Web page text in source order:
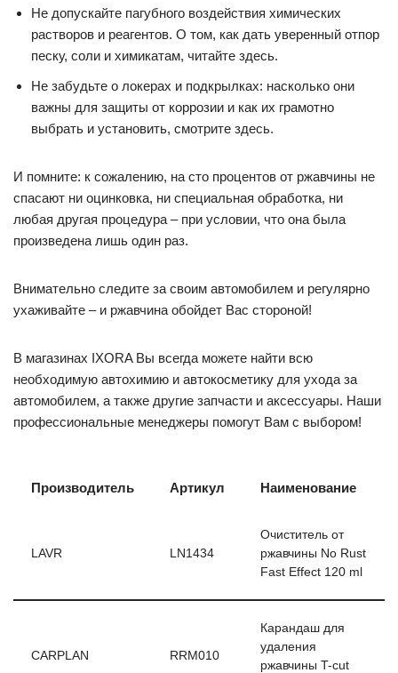
Не допускайте пагубного воздействия химических
растворов и реагентов. О том, как дать уверенный отпор
песку, соли и химикатам, читайте здесь.
Не забудьте о локерах и подкрылках: насколько они
важны для защиты от коррозии и как их грамотно
выбрать и установить, смотрите здесь.
И помните: к сожалению, на сто процентов от ржавчины не
спасают ни оцинковка, ни специальная обработка, ни
любая другая процедура – при условии, что она была
произведена лишь один раз.
Внимательно следите за своим автомобилем и регулярно
ухаживайте – и ржавчина обойдет Вас стороной!
В магазинах IXORA Вы всегда можете найти всю
необходимую автохимию и автокосметику для ухода за
автомобилем, а также другие запчасти и аксессуары. Наши
профессиональные менеджеры помогут Вам с выбором!
Производитель Артикул Наименование
LAVR LN1434
Очиститель от
ржавчины No Rust
Fast Effect 120 ml
CARPLAN RRM010
Карандаш для
удаления
ржавчины T-cut